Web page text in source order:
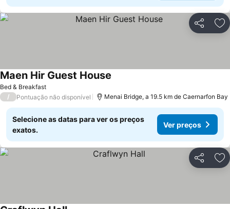
Partilhar
Bed & Breakfast
Maen Hir Guest House
/ Pontuação não disponível Menai Bridge, a 19.5 km de Caernarfon Bay
Selecione as datas para ver os preços
exatos.
Ver preços
Partilhar